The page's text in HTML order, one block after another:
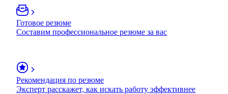
Готовое резюме
Составим профессиональное резюме за вас
Рекомендация по резюме
Эксперт расскажет, как искать работу эффективнее